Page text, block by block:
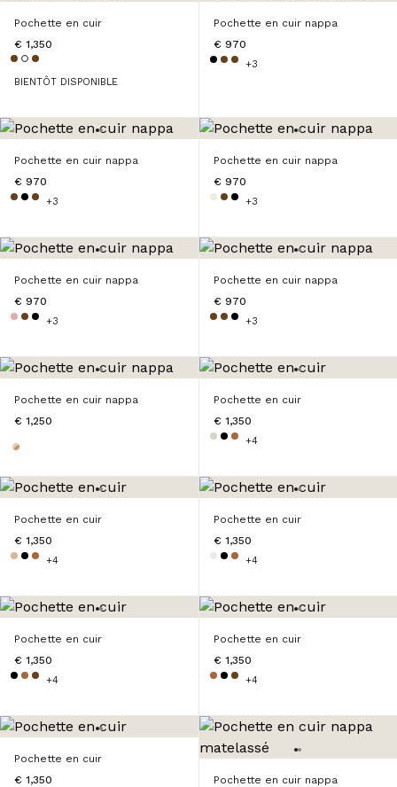
Pochette en cuir
€ 1,350
BIENTÔT DISPONIBLE
Pochette en cuir nappa
€ 970
+3
Pochette en cuir nappa
€ 970
+3
Pochette en cuir nappa
€ 970
+3
Pochette en cuir nappa
€ 970
+3
Pochette en cuir nappa
€ 970
+3
Pochette en cuir nappa
€ 1,250
Pochette en cuir
€ 1,350
+4
Pochette en cuir
€ 1,350
+4
Pochette en cuir
€ 1,350
+4
Pochette en cuir
€ 1,350
+4
Pochette en cuir
€ 1,350
+4
Pochette en cuir
€ 1,350
Pochette en cuir nappa